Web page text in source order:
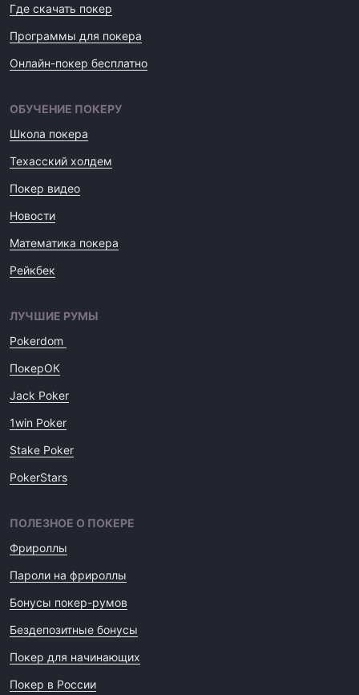
Где скачать покер
Программы для покера
Онлайн-покер бесплатно
ОБУЧЕНИЕ ПОКЕРУ
Школа покера
Техасский холдем
Покер видео
Новости
Математика покера
Рейкбек
ЛУЧШИЕ РУМЫ
Pokerdom
ПокерОК
Jack Poker
1win Poker
Stake Poker
PokerStars
ПОЛЕЗНОЕ О ПОКЕРЕ
Фрироллы
Пароли на фрироллы
Бонусы покер-румов
Бездепозитные бонусы
Покер для начинающих
Покер в России